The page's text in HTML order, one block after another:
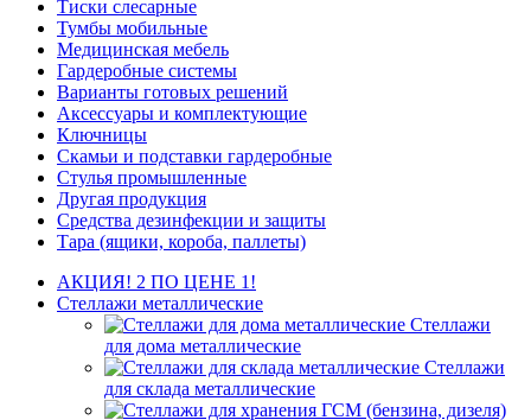
Тиски слесарные
Тумбы мобильные
Медицинская мебель
Гардеробные системы
Варианты готовых решений
Аксессуары и комплектующие
Ключницы
Скамьи и подставки гардеробные
Стулья промышленные
Другая продукция
Средства дезинфекции и защиты
Тара (ящики, короба, паллеты)
АКЦИЯ! 2 ПО ЦЕНЕ 1!
Стеллажи металлические
Стеллажи
для дома металлические
Стеллажи
для склада металлические